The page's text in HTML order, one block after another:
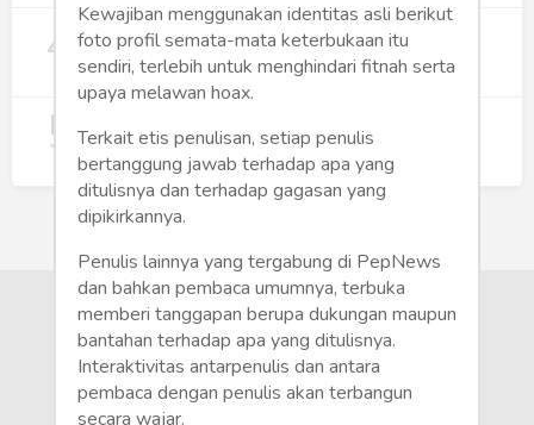
4 Rumah Subsidi dan Upaya Negara
Wujudkan Hunian Inklusif
234
5 Perluas Distribusi Manfaat APBN
209
Kewajiban menggunakan identitas asli berikut
foto profil semata-mata keterbukaan itu
sendiri, terlebih untuk menghindari fitnah serta
upaya melawan hoax.
Terkait etis penulisan, setiap penulis
bertanggung jawab terhadap apa yang
ditulisnya dan terhadap gagasan yang
dipikirkannya.
Penulis lainnya yang tergabung di PepNews
dan bahkan pembaca umumnya, terbuka
memberi tanggapan berupa dukungan maupun
bantahan terhadap apa yang ditulisnya.
Interaktivitas antarpenulis dan antara
pembaca dengan penulis akan terbangun
secara wajar.